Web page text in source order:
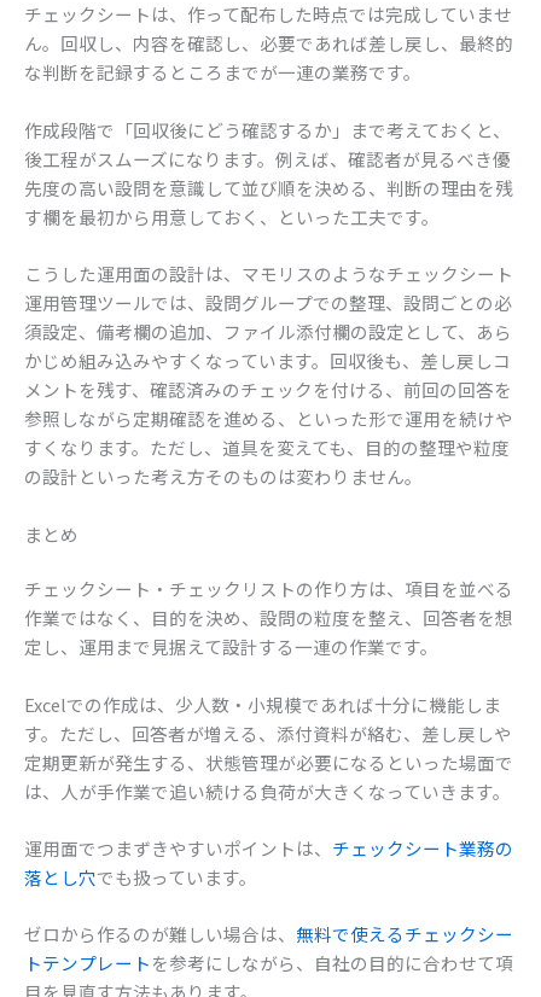
チェックシートは、作って配布した時点では完成していませ
ん。回収し、内容を確認し、必要であれば差し戻し、最終的
な判断を記録するところまでが一連の業務です。
作成段階で「回収後にどう確認するか」まで考えておくと、
後工程がスムーズになります。例えば、確認者が見るべき優
先度の高い設問を意識して並び順を決める、判断の理由を残
す欄を最初から用意しておく、といった工夫です。
こうした運用面の設計は、マモリスのようなチェックシート
運用管理ツールでは、設問グループでの整理、設問ごとの必
須設定、備考欄の追加、ファイル添付欄の設定として、あら
かじめ組み込みやすくなっています。回収後も、差し戻しコ
メントを残す、確認済みのチェックを付ける、前回の回答を
参照しながら定期確認を進める、といった形で運用を続けや
すくなります。ただし、道具を変えても、目的の整理や粒度
の設計といった考え方そのものは変わりません。
まとめ
チェックシート・チェックリストの作り方は、項目を並べる
作業ではなく、目的を決め、設問の粒度を整え、回答者を想
定し、運用まで見据えて設計する一連の作業です。
Excelでの作成は、少人数・小規模であれば十分に機能しま
す。ただし、回答者が増える、添付資料が絡む、差し戻しや
定期更新が発生する、状態管理が必要になるといった場面で
は、人が手作業で追い続ける負荷が大きくなっていきます。
運用面でつまずきやすいポイントは、 チェックシート業務の
落とし穴でも扱っています。
ゼロから作るのが難しい場合は、 無料で使えるチェックシー
トテンプレートを参考にしながら、自社の目的に合わせて項